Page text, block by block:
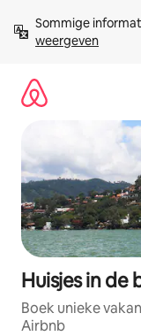
direct
naar
Sommige
weergeven
Huisjes in de
Boek unieke
Airbnb